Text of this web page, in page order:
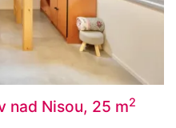
nad Nisou, 25 m2